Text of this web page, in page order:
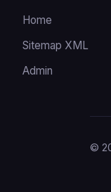
Home
Sitemap XML
Admin
©